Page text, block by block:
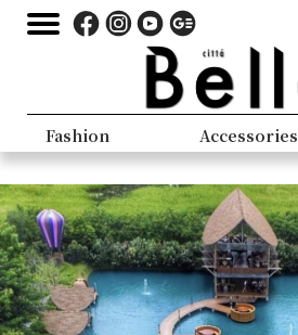
Fashion Accessories